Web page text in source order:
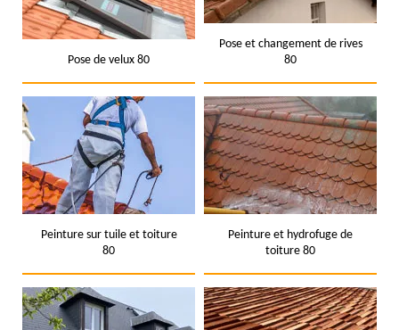
Pose de velux 80
Pose et changement de rives
80
Peinture sur tuile et toiture
80
Peinture et hydrofuge de
toiture 80